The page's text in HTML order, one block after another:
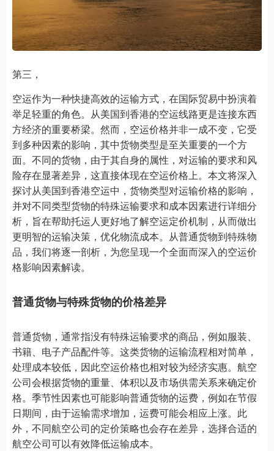
第三，
空运作为一种快捷高效的运输方式，在国际贸易中扮演着
举足轻重的角色。从美国到香港的空运线路更是连接东西
方经济的重要桥梁。然而，空运价格并非一成不变，它受
到多种因素的影响，其中货物类型是至关重要的一个方
面。不同的货物，由于其自身的属性，对运输的要求和风
险存在显著差异，这直接体现在空运价格上。本文将深入
探讨从美国到香港空运中，货物类型对运输价格的影响，
并对不同类型货物的特殊运输要求和成本因素进行详细分
析，旨在帮助托运人更好地了解空运定价机制，从而做出
更明智的运输决策，优化物流成本。从普通货物到特殊物
品，我们将逐一剖析，为您呈现一个全面而深入的空运价
格影响因素解读。
普通货物与特殊货物的价格差异
普通货物，通常指没有特殊运输要求的商品，例如服装、
书籍、电子产品配件等。这类货物的运输流程相对简单，
处理成本较低，因此空运价格也相对较为经济实惠。航空
公司会根据货物的重量、体积以及市场供需关系来确定价
格。季节性因素也可能影响普通货物的运费，例如在节假
日期间，由于运输需求增加，运费可能会相应上涨。此
外，不同航空公司的定价策略也会存在差异，选择合适的
航空公司可以有效降低运输成本。